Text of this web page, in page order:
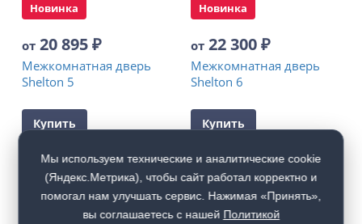
Новинка
от 20 895₽
Межкомнатная дверь
Shelton 5
Купить
Новинка
от 22 300₽
Межкомнатная дверь
Shelton 6
Купить
Мы используем технические и аналитические cookie
(Яндекс.Метрика), чтобы сайт работал корректно и
помогал нам улучшать сервис. Нажимая «Принять»,
вы соглашаетесь с нашей Политикой